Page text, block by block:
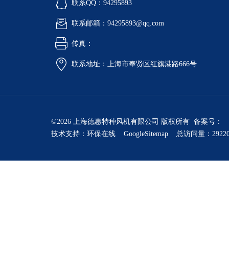
联系QQ：94295893
联系邮箱：94295893@qq.com
传真：
联系地址：上海市奉贤区红旗港路666号
©2026 上海德惠特种风机有限公司 版权所有 备案号：
技术支持： 环保在线 GoogleSitemap 总访问量：